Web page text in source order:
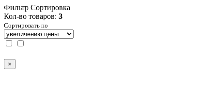
Фильтр Сортировка
Кол-во товаров: 3
Сортировать по
×